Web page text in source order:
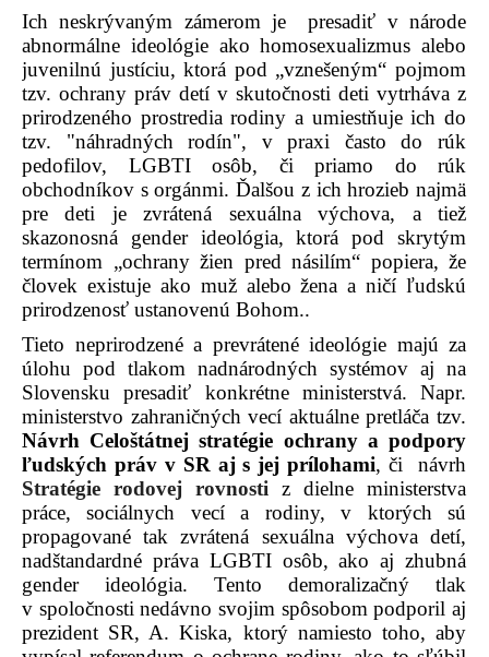
Ich neskrývaným zámerom je
presadiť v národe
abnormálne ideológie ako homosexualizmus alebo
juvenilnú justíciu, ktorá pod „vznešeným“ pojmom
tzv. ochrany práv detí v skutočnosti deti vytrháva z
prirodzeného prostredia rodiny a umiestňuje ich do
tzv. "náhradných rodín", v praxi často do rúk
pedofilov, LGBTI osôb, či priamo do rúk
obchodníkov s orgánmi. Ďalšou z ich hrozieb najmä
pre deti je zvrátená sexuálna výchova, a tiež
skazonosná gender ideológia, ktorá pod skrytým
termínom „ochrany žien pred násilím“ popiera, že
človek existuje ako muž alebo žena a ničí ľudskú
prirodzenosť ustanovenú Bohom..
Tieto neprirodzené a prevrátené ideológie majú za
úlohu pod tlakom nadnárodných systémov aj na
Slovensku presadiť konkrétne ministerstvá. Napr.
ministerstvo zahraničných vecí aktuálne pretláča tzv.
Návrh Celoštátnej stratégie ochrany a podpory
ľudských práv v SR aj s jej prílohami, či
návrh
Stratégie rodovej rovnosti
z dielne ministerstva
práce, sociálnych vecí a rodiny, v ktorých sú
propagované tak zvrátená sexuálna výchova detí,
nadštandardné práva LGBTI osôb, ako aj zhubná
gender ideológia. Tento demoralizačný tlak
v spoločnosti nedávno svojim spôsobom podporil aj
prezident SR, A. Kiska, ktorý namiesto toho, aby